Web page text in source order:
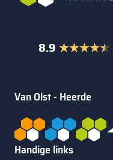
8.9
Van Olst - Heerde
Handige links